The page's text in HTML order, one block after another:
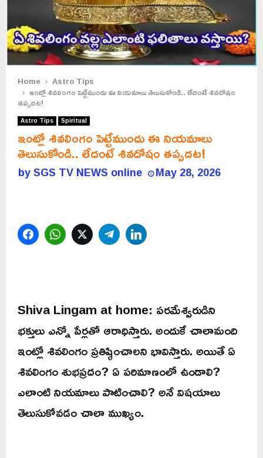
Home Astro Tips
ఇంట్లో శివలింగం పెట్టేముందు ఈ నియమాలు తెలుసుకోండి.. లేదంటే శివదోషం
తప్పదట!
Astro Tips Spiritual
ఇంట్లో శివలింగం పెట్టేముందు ఈ నియమాలు
తెలుసుకోండి.. లేదంటే శివదోషం తప్పదట!
bySGS TV NEWS online May 28, 2026
FacebookWhatsAppTwitterTelegram
Shiva Lingam at home: పరమేశ్వరుడిని
భక్తులు ఎన్నో పేర్లతో ఆరాధిస్తారు. అందుకే చాలామంది
ఇంట్లో శివలింగం ప్రతిష్ఠించాలని భావిస్తారు. అయితే ఏ
శివలింగం శుభప్రదం? ఏ పరిమాణంలో ఉండాలి?
ఎలాంటి నియమాలు పాటించాలి? అనే విషయాలు
తెలుసుకోవడం చాలా ముఖ్యం.